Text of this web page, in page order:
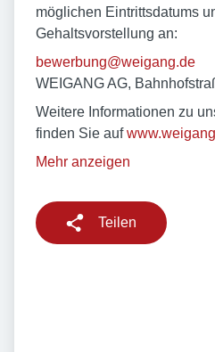
möglichen Eintrittsdatums
Gehaltsvorstellung an:
bewerbung@weigang.de
WEIGANG AG,
Weitere Informationen zu
finden Sie auf
Mehr anzeigen
Teilen